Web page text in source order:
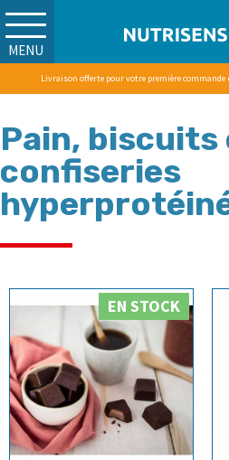
Livraison offerte pour votre première commande
MENU
Pain, biscuits
confiseries
EN STOCK